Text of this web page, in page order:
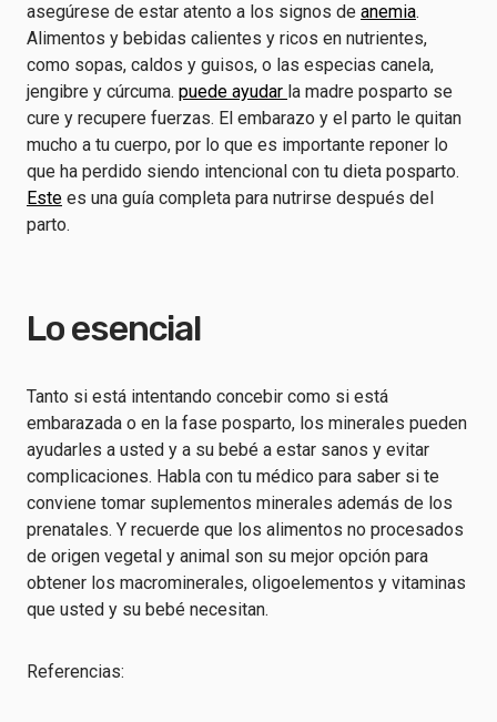
asegúrese de estar atento a los signos de anemia.
Alimentos y bebidas calientes y ricos en nutrientes,
como sopas, caldos y guisos, o las especias canela,
jengibre y cúrcuma. puede ayudar la madre posparto se
cure y recupere fuerzas. El embarazo y el parto le quitan
mucho a tu cuerpo, por lo que es importante reponer lo
que ha perdido siendo intencional con tu dieta posparto.
Este es una guía completa para nutrirse después del
parto.
Lo esencial
Tanto si está intentando concebir como si está
embarazada o en la fase posparto, los minerales pueden
ayudarles a usted y a su bebé a estar sanos y evitar
complicaciones. Habla con tu médico para saber si te
conviene tomar suplementos minerales además de los
prenatales. Y recuerde que los alimentos no procesados
de origen vegetal y animal son su mejor opción para
obtener los macrominerales, oligoelementos y vitaminas
que usted y su bebé necesitan.
Referencias: